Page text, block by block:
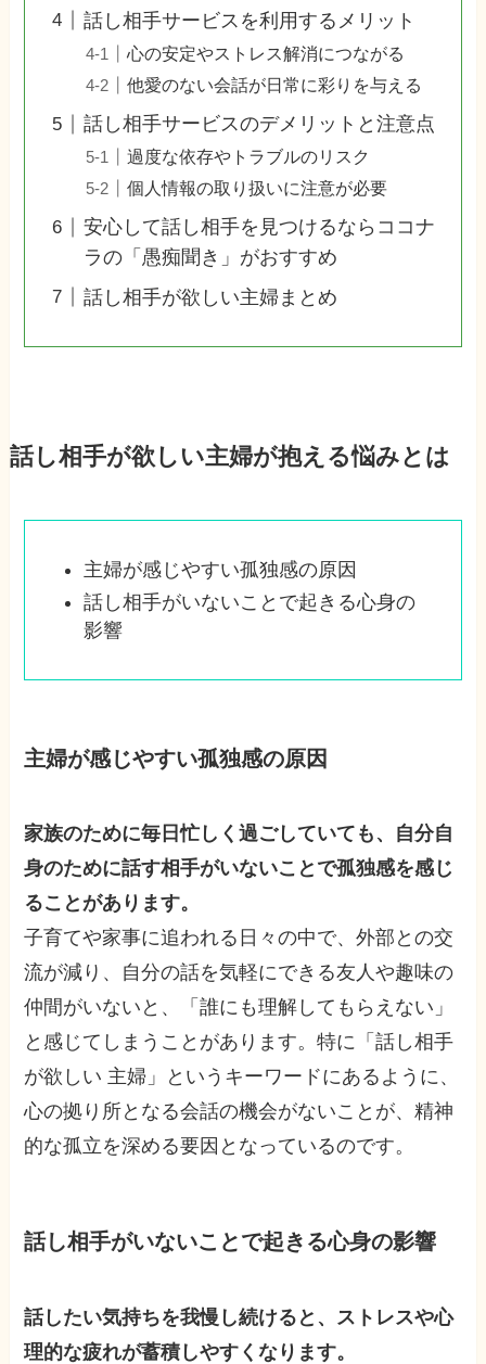
話し相手サービスを利用するメリット
心の安定やストレス解消につながる
他愛のない会話が日常に彩りを与える
話し相手サービスのデメリットと注意点
過度な依存やトラブルのリスク
個人情報の取り扱いに注意が必要
安心して話し相手を見つけるならココナ
ラの「愚痴聞き」がおすすめ
話し相手が欲しい主婦まとめ
話し相手が欲しい主婦が抱える悩みとは
主婦が感じやすい孤独感の原因
話し相手がいないことで起きる心身の
影響
主婦が感じやすい孤独感の原因
家族のために毎日忙しく過ごしていても、自分自
身のために話す相手がいないことで孤独感を感じ
ることがあります。
子育てや家事に追われる日々の中で、外部との交
流が減り、自分の話を気軽にできる友人や趣味の
仲間がいないと、「誰にも理解してもらえない」
と感じてしまうことがあります。特に「話し相手
が欲しい 主婦」というキーワードにあるように、
心の拠り所となる会話の機会がないことが、精神
的な孤立を深める要因となっているのです。
話し相手がいないことで起きる心身の影響
話したい気持ちを我慢し続けると、ストレスや心
理的な疲れが蓄積しやすくなります。